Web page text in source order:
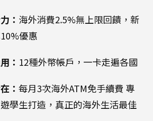
： 海外消費2.5%無上限回饋，新
優惠
： 12種外幣帳戶，一卡走遍各國
： 每月3次海外ATM免手續費 專
學生打造，真正的海外生活最佳